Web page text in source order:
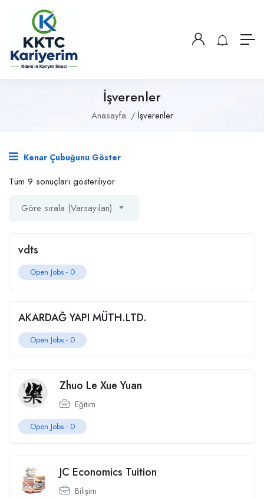
İşverenler
Anasayfa İşverenler
Kenar Çubuğunu Göster
Tüm 9 sonuçları gösteriliyor
Göre sırala (Varsayılan)
vdts
Open Jobs - 0
AKARDAĞ YAPI MÜTH.LTD.
Open Jobs - 0
Zhuo Le Xue Yuan
Eğitim
Open Jobs - 0
JC Economics Tuition
Bilişim